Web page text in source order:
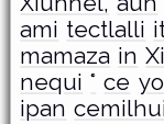
ami tectlalli
mamaza in
nequi ° ce
ipan